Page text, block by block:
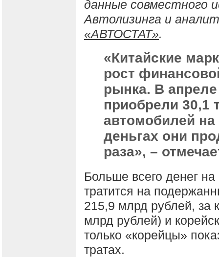
данные совместного
Автолизинга и
«АВТОСТАТ».
«Китайские
рост
рынка. В апреле
приобрели 30,1
автомобилей
деньгах они
раза», –
Больше всего денег
тратится на
215,9 млрд рублей, за
млрд рублей) и
только «корейцы»
тратах.